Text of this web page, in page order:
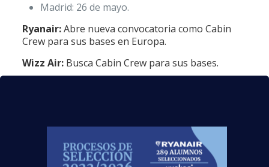
Madrid: 26 de mayo.
Ryanair:Abre nueva convocatoria como Cabin
Crew para sus bases en Europa.
Wizz Air:Busca Cabin Crew para sus bases.
Fly2Galicia:Busca Cabin Crew para su base en
Santiago de Compostela.